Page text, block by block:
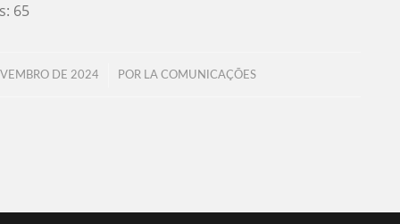
65
DE 2024
/ POR LA COMUNICAÇÕES